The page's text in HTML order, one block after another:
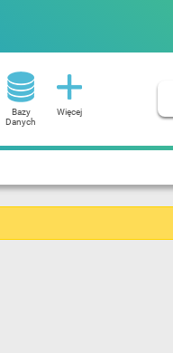
Bazy
Danych
Więcej